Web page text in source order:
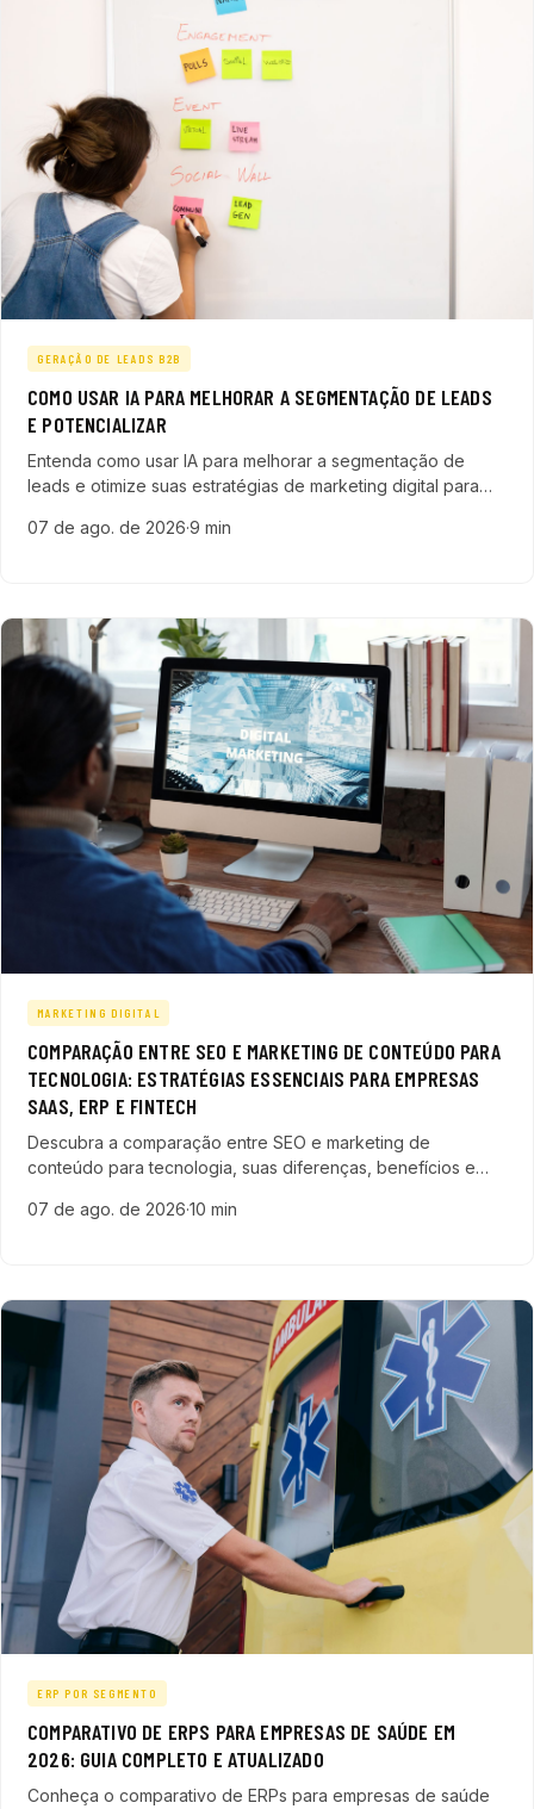
GERAÇÃO DE LEADS B2B
COMO USAR IA PARA MELHORAR A SEGMENTAÇÃO DE LEADS
E POTENCIALIZAR
Entenda como usar IA para melhorar a segmentação de
leads e otimize suas estratégias de marketing digital para
práticos e dicas especializadas.
07 de ago. de 2026·9 min
MARKETING DIGITAL
COMPARAÇÃO ENTRE SEO E MARKETING DE CONTEÚDO PARA
TECNOLOGIA: ESTRATÉGIAS ESSENCIAIS PARA EMPRESAS
SAAS, ERP E FINTECH
Descubra a comparação entre SEO e marketing de
conteúdo para tecnologia, suas diferenças, benefícios e
qualificados em empresas SaaS, ERP e fintech.
07 de ago. de 2026·10 min
ERP POR SEGMENTO
COMPARATIVO DE ERPS PARA EMPRESAS DE SAÚDE EM
2026: GUIA COMPLETO E ATUALIZADO
Conheça o comparativo de ERPs para empresas de saúde